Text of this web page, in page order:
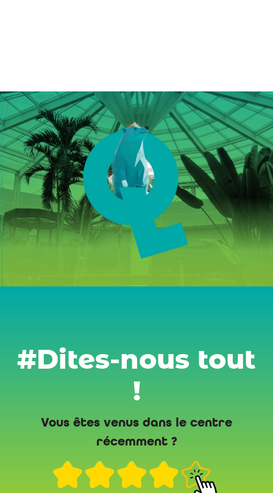
#Dites-nous tout
!
Vous êtes venus dans le centre
récemment ?